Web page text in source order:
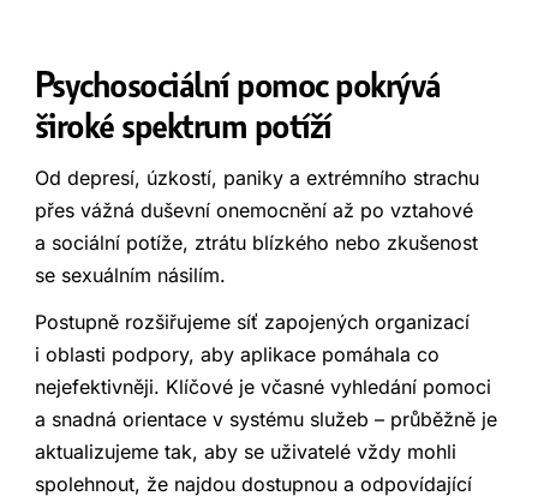
Psychosociální pomoc pokrývá
široké spektrum potíží
Od depresí, úzkostí, paniky a extrémního strachu
přes vážná duševní onemocnění až po vztahové
a sociální potíže, ztrátu blízkého nebo zkušenost
se sexuálním násilím.
Postupně rozšiřujeme síť zapojených organizací
i oblasti podpory, aby aplikace pomáhala co
nejefektivněji. Klíčové je včasné vyhledání pomoci
a snadná orientace v systému služeb – průběžně je
aktualizujeme tak, aby se uživatelé vždy mohli
spolehnout, že najdou dostupnou a odpovídající